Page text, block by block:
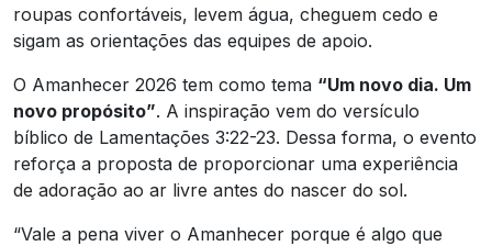
roupas confortáveis, levem água, cheguem cedo e
sigam as orientações das equipes de apoio.
O Amanhecer 2026 tem como tema “Um novo dia. Um
novo propósito”. A inspiração vem do versículo
bíblico de Lamentações 3:22-23. Dessa forma, o evento
reforça a proposta de proporcionar uma experiência
de adoração ao ar livre antes do nascer do sol.
“Vale a pena viver o Amanhecer porque é algo que